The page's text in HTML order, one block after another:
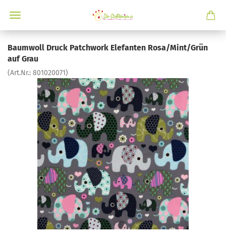
Baumwoll Druck Patchwork Elefanten Rosa/Mint/Grün
auf Grau
(Art.Nr.: 801020071)